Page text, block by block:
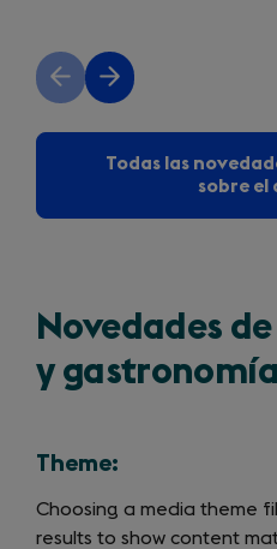
Previous
slide
Next
slide
Todas las
sobre el
Novedades
y gastronomía
Theme:
Choosing a media theme
results to show content